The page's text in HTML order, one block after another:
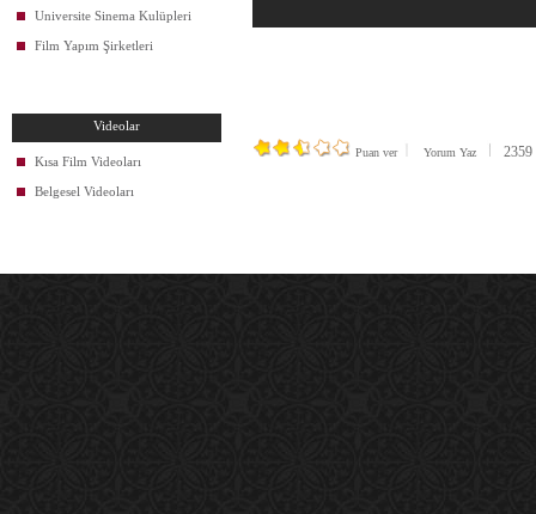
Universite Sinema Kulüpleri
Film Yapım Şirketleri
Videolar
Kısa Film Videoları
Belgesel Videoları
Puan ver Yorum Yaz